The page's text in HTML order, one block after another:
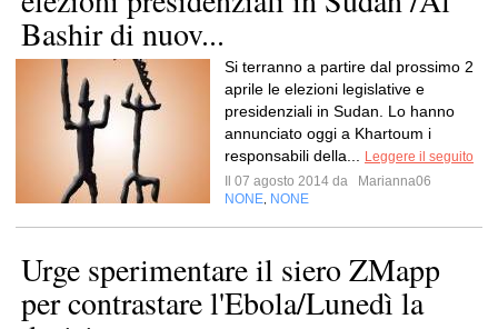
Bashir di nuov...
Si terranno a partire dal prossimo 2
aprile le elezioni legislative e
presidenziali in Sudan. Lo hanno
annunciato oggi a Khartoum i
responsabili della...
Leggere il seguito
Il 07 agosto 2014 da
Marianna06
NONE NONE
Urge sperimentare il siero ZMapp
per contrastare l'Ebola/Lunedì la